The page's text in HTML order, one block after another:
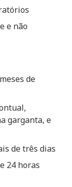
e não
de
garganta, e
de três dias
24 horas